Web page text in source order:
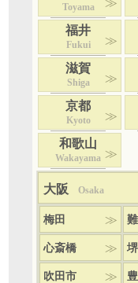
Toyama
福井
Fukui
滋賀
Shiga
京都
Kyoto
和歌山
Wakayama
大阪 Osaka
梅田
心斎橋
吹田市